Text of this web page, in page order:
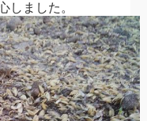
しました。